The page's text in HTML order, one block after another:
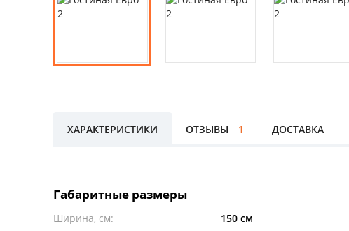
ХАРАКТЕРИСТИКИ ОТЗЫВЫ 1 ДОСТАВКА
Габаритные размеры
Ширина, см:
150 см